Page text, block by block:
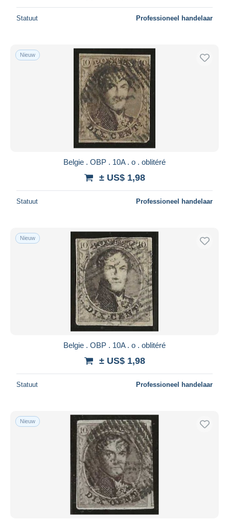
Statuut Professioneel handelaar
Nieuw
Belgie . OBP . 10A . o . oblitéré
± US$ 1,98
Statuut Professioneel handelaar
Nieuw
Belgie . OBP . 10A . o . oblitéré
± US$ 1,98
Statuut Professioneel handelaar
Nieuw